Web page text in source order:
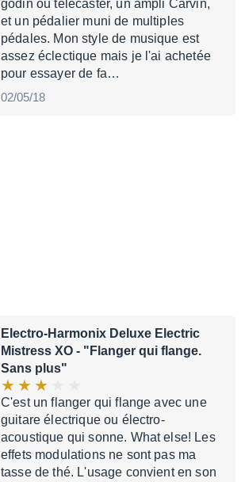
godin ou telecaster, un ampli Carvin,
et un pédalier muni de multiples
pédales. Mon style de musique est
assez éclectique mais je l'ai achetée
pour essayer de fa…
02/05/18
Electro-Harmonix Deluxe Electric
Mistress XO - "Flanger qui flange.
Sans plus"
C'est un flanger qui flange avec une
guitare électrique ou électro-
acoustique qui sonne. What else! Les
effets modulations ne sont pas ma
tasse de thé. L'usage convient en son